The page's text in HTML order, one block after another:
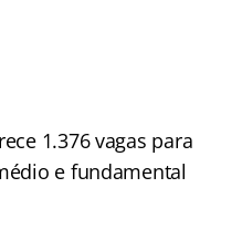
1.376 vagas para
e fundamental